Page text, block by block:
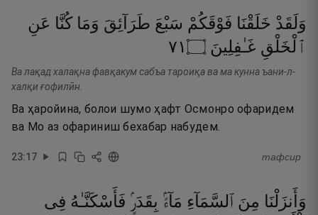
وَلَقَدْ خَلَقْنَا فَوْقَكُمْ سَبْعَ طَرَآئِقَ وَمَا كُنَّا عَنِ
ٱلْخَلْقِ غَـٰفِلِينَ ۝١٧
Ва лақад халақна фавқакум сабъа тароиқа ва ма кунна ъани-л-
халқи ғофилӣн.
Ва ҳаройина, болои шумо ҳафт Осмонро офаридем
ва Мо аз офариниш бехабар набудем.
23:17 тафсир
وَأَنزَلْنَا مِنَ ٱلسَّمَآءِ مَآءًۢ بِقَدَرٍۢ فَأَسْكَنَّـٰهُ فِى